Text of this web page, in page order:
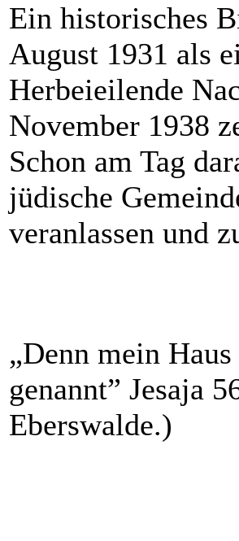
Ein historisches
August 1931 als
Herbeieilende
November 1938
Schon am Tag
jüdische
veranlassen und
„Denn mein
genannt” Jesaja
Eberswalde.)